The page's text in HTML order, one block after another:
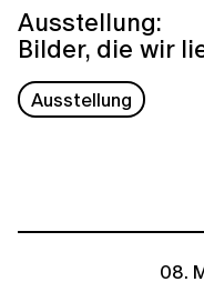
Ausstellung:
Bilder, die wir
Ausstellung
08.